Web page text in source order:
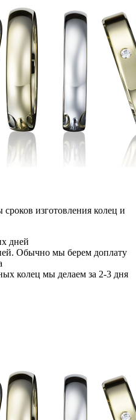
изготовления колец и
дней
Обычно мы берем доплату
колец мы делаем за 2-3 дня